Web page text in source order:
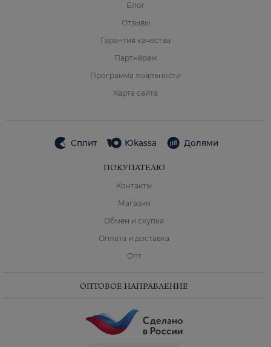
Блог
Отзывы
Гарантия качества
Партнёрам
Программа лояльности
Карта сайта
Сплит Юkassa Долями
ПОКУПАТЕЛЮ
Контакты
Магазин
Обмен и скупка
Оплата и доставка
Опт
ОПТОВОЕ НАПРАВЛЕНИЕ